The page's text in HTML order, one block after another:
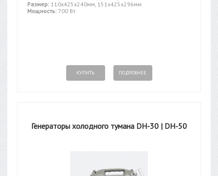
Размер: 110х425х240мм, 151х425х296мм
Мощность: 700 Вт
КУПИТЬ ПОДРОБНЕЕ
Генераторы холодного тумана DH-30 | DH-50